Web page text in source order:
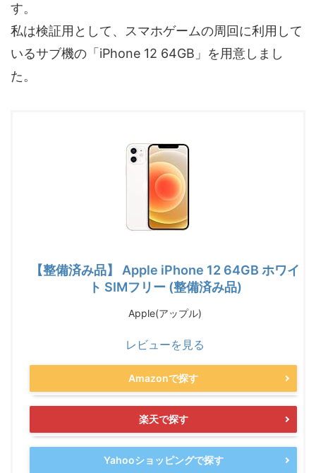
す。
私は検証用として、スマホゲームの周回に利用して
いるサブ機の「iPhone 12 64GB」を用意しまし
た。
【整備済み品】 Apple iPhone 12 64GB ホワイ
ト SIMフリー (整備済み品)
Apple(アップル)
レビューを見る
Amazonで探す
楽天で探す
Yahooショッピングで探す